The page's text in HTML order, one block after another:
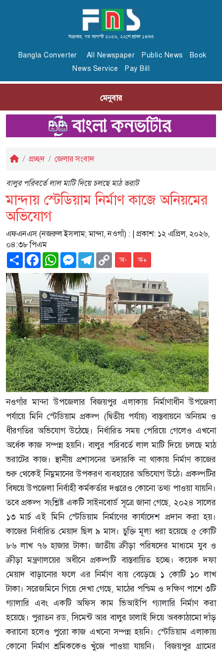
শুক্রবার, ৭ম আগস্ট ২০২৬, ২২শে শ্রাবণ ১৪৩৩
Bangla Converter All Newspaper Public News
Book
News Service
Pay Bill
মেনুবার
প্রচ্ছদ জেলার সংবাদ
বালুর পরিবর্তে লাল মাটি দিয়ে চলছে মাঠ ভরাট
মান্দায় স্টেডিয়াম নির্মাণ কাজে অনিয়মের
অভিযোগ
এফএনএস (নজরুল ইসলাম; মান্দা, নওগাঁ) : | প্রকাশ: ১২ এপ্রিল, ২০২৬,
০৪:৩৮ পিএম
ShareFacebookWhatsAppMessenger
Telegram
Copy
Link
অ- অ+
নওগাঁর মান্দা উপজেলার বিজয়পুর এলাকায় নির্মাণাধীন উপজেলা
পর্যায়ে মিনি স্টেডিয়াম প্রকল্প (দ্বিতীয় পর্যায়) বাস্তবায়নে অনিয়ম ও
ধীরগতির অভিযোগ উঠেছে। নির্ধারিত সময় পেরিয়ে গেলেও এখনো
অর্ধেক কাজ সম্পন্ন হয়নি। বালুর পরিবর্তে লাল মাটি দিয়ে চলছে মাঠ
ভরাটের কাজ। স্থানীয় প্রশাসনের তদারকি না থাকায় নির্মাণ কাজের
শুরু থেকেই নিম্নমানের উপকরণ ব্যবহারের অভিযোগ উঠে। প্রকল্পটির
বিষয়ে উপজেলা নির্বাহী কর্মকর্তার দপ্তরেও কোনো তথ্য পাওয়া যায়নি।
তবে প্রকল্প সংশ্লিষ্ট একটি সাইনবোর্ড সূত্রে জানা গেছে, ২০২৪ সালের
১৩ মার্চ এই মিনি স্টেডিয়াম নির্মাণের কার্যাদেশ প্রদান করা হয়।
কাজের নির্ধারিত মেয়াদ ছিল ৯ মাস। চুক্তি মূল্য ধরা হয়েছে ৫ কোটি
৮৬ লাখ ৭৬ হাজার টাকা। জাতীয় ক্রীড়া পরিষদের মাধ্যমে যুব ও
ক্রীড়া মন্ত্রণালয়ের অধীনে প্রকল্পটি বাস্তবায়িত হচ্ছে। কয়েক দফা
মেয়াদ বাড়ানোর ফলে এর নির্মাণ ব্যয় বেড়েছে ১ কোটি ১০ লাখ
টাকা। সরেজমিনে গিয়ে দেখা গেছে, মাঠের পশ্চিম ও দক্ষিণ পাশে ৩টি
গ্যালারি এবং একটি অফিস কাম ভিআইপি গ্যালারি নির্মাণ করা
হয়েছে। পুরাতন রড, সিমেন্ট আর বালুর ঢালাই দিয়ে অবকাঠামো দাঁড়
করানো হলেও পুরো কাজ এখনো সম্পন্ন হয়নি। স্টেডিয়াম এলাকায়
কোনো নির্মাণ শ্রমিককেও খুঁজে পাওয়া যায়নি। বিজয়পুর গ্রামের